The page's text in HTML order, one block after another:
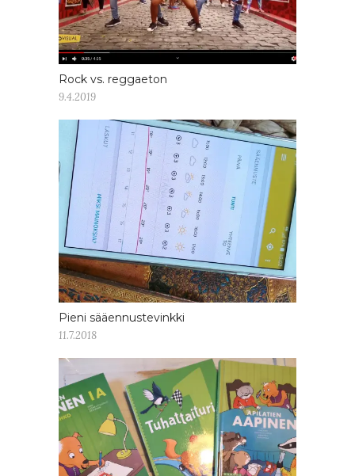
Rock vs. reggaeton
9.4.2019
Pieni sääennustevinkki
11.7.2018